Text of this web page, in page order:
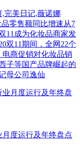
完美日记,薇诺娜
零售额同比增速从7
11成为化妆品商家发
双11期间，全网22个
商促销对化妆品销
子等国产品牌崛起的
母公司逸仙
月度运行及年终盘点